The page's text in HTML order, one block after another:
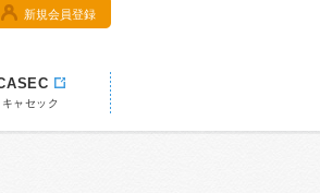
新規会員登録
キャセック